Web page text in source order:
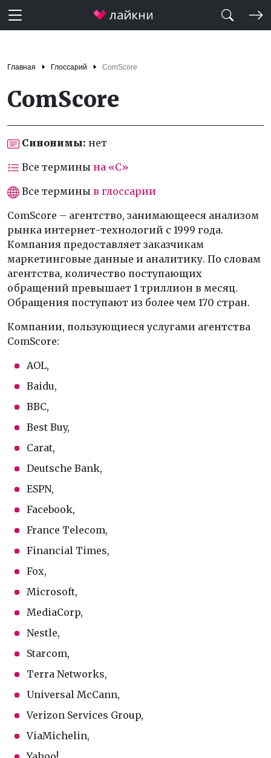
Главная Глоссарий ComScore
ComScore
Синонимы: нет
Все термины на «C»
Все термины в глоссарии
ComScore – агентство, занимающееся анализом
рынка интернет-технологий с 1999 года.
Компания предоставляет заказчикам
маркетинговые данные и аналитику. По словам
агентства, количество поступающих
обращений превышает 1 триллион в месяц.
Обращения поступают из более чем 170 стран.
Компании, пользующиеся услугами агентства
ComScore:
AOL,
Baidu,
BBC,
Best Buy,
Carat,
Deutsche Bank,
ESPN,
Facebook,
France Telecom,
Financial Times,
Fox,
Microsoft,
MediaCorp,
Nestle,
Starcom,
Terra Networks,
Universal McCann,
Verizon Services Group,
ViaMichelin,